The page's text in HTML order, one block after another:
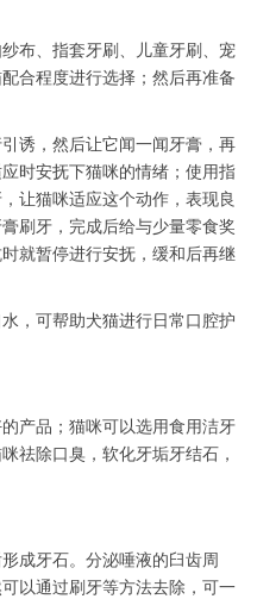
布、指套牙刷、儿童牙刷、宠
合程度进行选择；然后再准备
诱，然后让它闻一闻牙膏，再
时安抚下猫咪的情绪；使用指
让猫咪适应这个动作，表现良
刷牙，完成后给与少量零食奖
就暂停进行安抚，缓和后再继
，可帮助犬猫进行日常口腔护
产品；猫咪可以选用食用洁牙
祛除口臭，软化牙垢牙结石，
成牙石。分泌唾液的臼齿周
以通过刷牙等方法去除，可一